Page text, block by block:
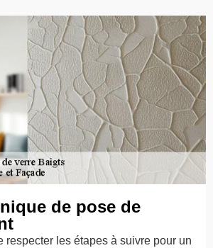
de pose de
respecter les étapes à suivre pour un